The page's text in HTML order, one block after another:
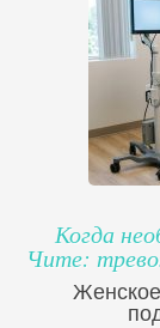
Когда
Чите:
Женское